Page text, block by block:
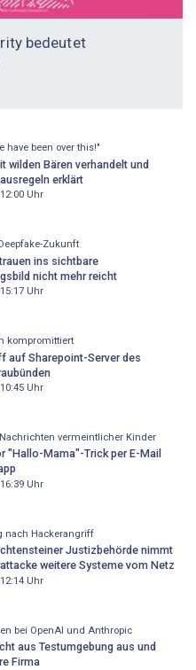
bedeutet
have been over this!"
wilden Bären verhandelt und
erklärt
Uhr
Zukunft
ins sichtbare
nicht mehr reicht
Uhr
kompromittiert
auf Sharepoint-Server des
Uhr
vermeintlicher Kinder
"Hallo-Mama"-Trick per E-Mail
Uhr
nach Hackerangriff
Justizbehörde nimmt
weitere Systeme vom Netz
Uhr
bei OpenAI und Anthropic
aus Testumgebung aus und
Firma